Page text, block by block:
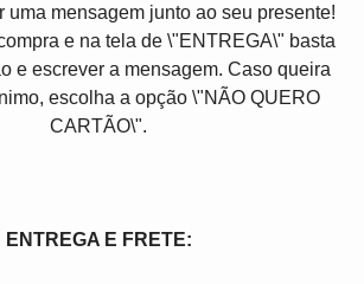
uma mensagem junto ao seu presente!
e na tela de \"ENTREGA\" basta
e escrever a mensagem. Caso queira
escolha a opção \"NÃO QUERO
CARTÃO\".
ENTREGA E FRETE: